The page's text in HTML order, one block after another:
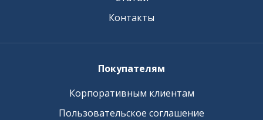
Контакты
Покупателям
Корпоративным клиентам
Пользовательское соглашение